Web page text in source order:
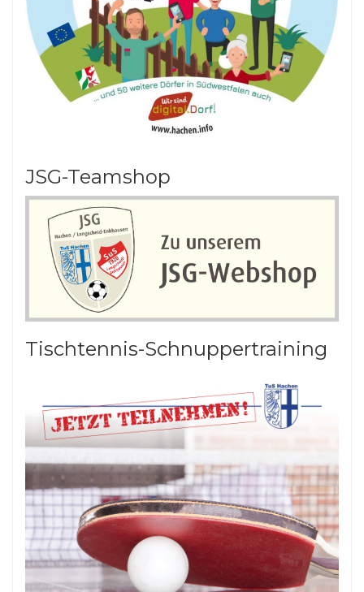
JSG-Teamshop
Tischtennis-Schnuppertraining